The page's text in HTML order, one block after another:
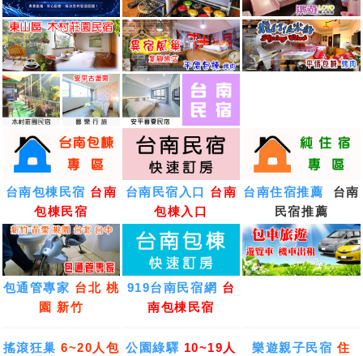
台南包棟民宿 台南
包棟民宿
台南民宿入口
台南
包棟入口
台南住宿推薦
台南
民宿推薦
包通管專家 台北 桃
園 新竹
919台南民宿網 台
南包棟民宿
搖滾狂巢 6~20人包 公園綠驛 10~19人
樂遊親子民宿 住